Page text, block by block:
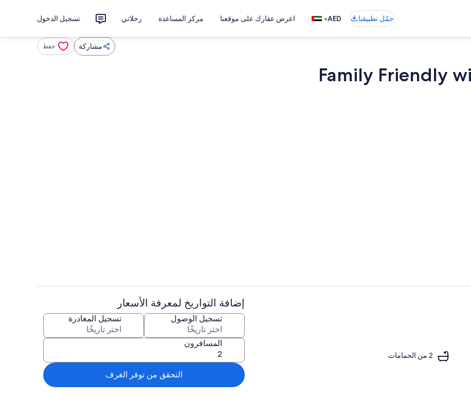
حمّل تطبيقنا AED
• اعرض عقارك على موقعنا مركز المساعدة رحلاتي تسجيل الدخول
مشاركة حفظ
Family Friendly
الداخل
تناول الطعام
2 من الحمامات
إضافة التواريخ لمعرفة الأسعار
تسجيل الوصول تسجيل المغادرة
المسافرون
التحقق من توفر الغرف